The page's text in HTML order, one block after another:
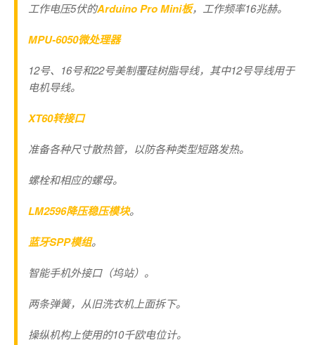
工作电压5伏的Arduino Pro Mini板，工作频率16兆赫。
MPU-6050微处理器
12号、16号和22号美制覆硅树脂导线，其中12号导线用于
电机导线。
XT60转接口
准备各种尺寸散热管，以防各种类型短路发热。
螺栓和相应的螺母。
LM2596降压稳压模块。
蓝牙SPP模组。
智能手机外接口（坞站）。
两条弹簧，从旧洗衣机上面拆下。
操纵机构上使用的10千欧电位计。